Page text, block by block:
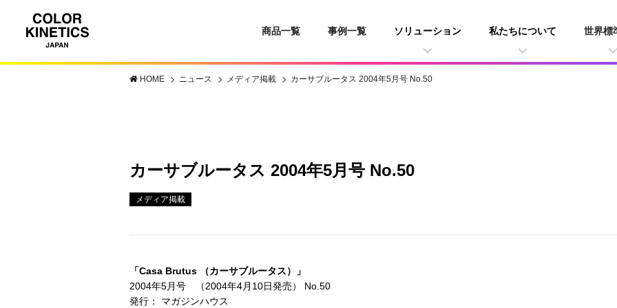
商品一覧 事例一覧 ソリューション 私たちについて 世界標
HOME ニュース メディア掲載 カーサブルータス 2004年5月号 No.50
カーサブルータス 2004年5月号 No.50
メディア掲載
「Casa Brutus （カーサブルータス）」
2004年5月号 （2004年4月10日発売） No.50
発行： マガジンハウス